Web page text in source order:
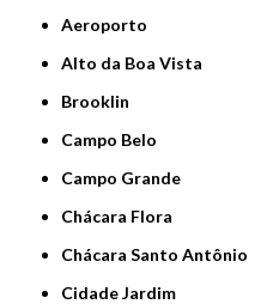
Aeroporto
Alto da Boa Vista
Brooklin
Campo Belo
Campo Grande
Chácara Flora
Chácara Santo Antônio
Cidade Jardim